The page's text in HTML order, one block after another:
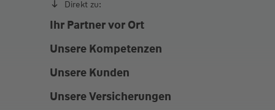
Direkt zu:
Ihr Partner vor Ort
Unsere Kompetenzen
Unsere Kunden
Unsere Versicherungen